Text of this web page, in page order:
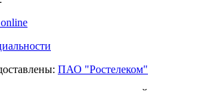
ПАО "Ростелеком"